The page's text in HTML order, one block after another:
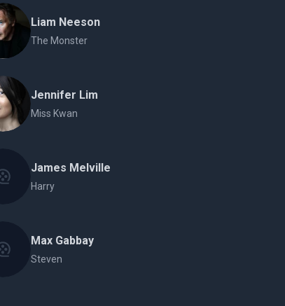
Liam Neeson
The Monster
Jennifer Lim
Miss Kwan
James Melville
Harry
Max Gabbay
Steven